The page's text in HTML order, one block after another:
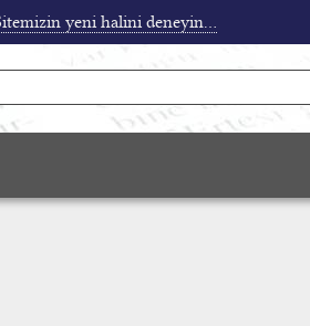
yeni halini deneyin...